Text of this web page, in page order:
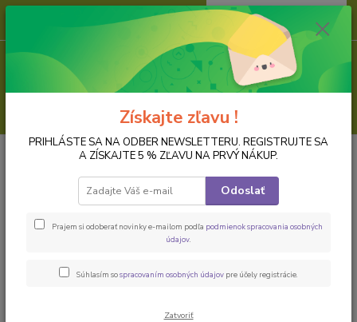
ks
za 0,00 EUR
NOVINKY Plastová šablóna KSTDS33
Plastová šablóna KSTDS33
Získajte zľavu !
PRIHLÁSTE SA NA ODBER NEWSLETTERU. REGISTRUJTE SA
A ZÍSKAJTE 5 % ZĽAVU NA PRVÝ NÁKUP.
Odoslať
Prajem si odoberať novinky e-mailom podľa podmienok spracovania osobných
údajov.
Súhlasím sospracovaním osobných údajov pre účely registrácie.
Zatvoriť